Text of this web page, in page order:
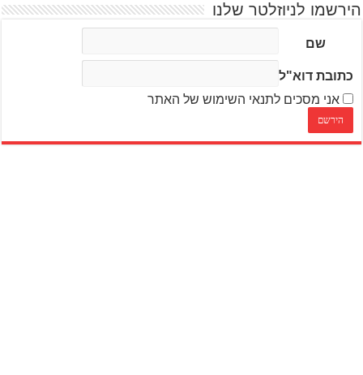
הירשמו לניוזלטר שלנו
שם
כתובת דוא"ל
אני מסכים לתנאי השימוש של האתר